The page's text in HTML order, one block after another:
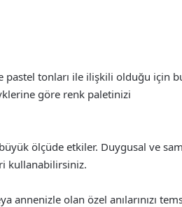
pastel tonları ile ilişkili olduğu için
göre renk paletinizi
büyük ölçüde etkiler. Duygusal ve
kullanabilirsiniz.
annenizle olan özel anılarınızı